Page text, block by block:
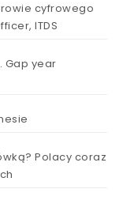
cyfrowego
ITDS
Gap year
Polacy coraz